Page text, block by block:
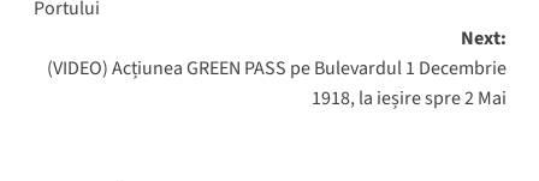
Portului
Next:
(VIDEO) Acțiunea GREEN PASS pe Bulevardul 1 Decembrie
1918, la ieșire spre 2 Mai